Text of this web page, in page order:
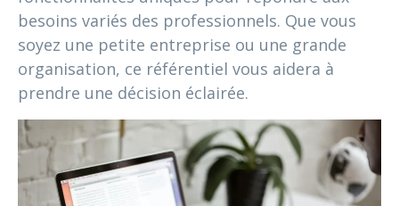
besoins variés des professionnels. Que vous
soyez une petite entreprise ou une grande
organisation, ce référentiel vous aidera à
prendre une décision éclairée.